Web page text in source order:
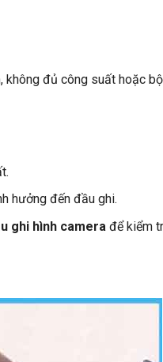
không đủ công suất hoặc bộ
hưởng đến đầu ghi.
ghi hình camera để kiểm